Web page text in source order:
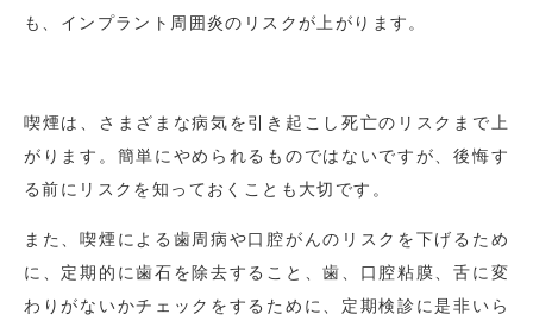
も、インプラント周囲炎のリスクが上がります。
喫煙は、さまざまな病気を引き起こし死亡のリスクまで上
がります。簡単にやめられるものではないですが、後悔す
る前にリスクを知っておくことも大切です。
また、喫煙による歯周病や口腔がんのリスクを下げるため
に、定期的に歯石を除去すること、歯、口腔粘膜、舌に変
わりがないかチェックをするために、定期検診に是非いら